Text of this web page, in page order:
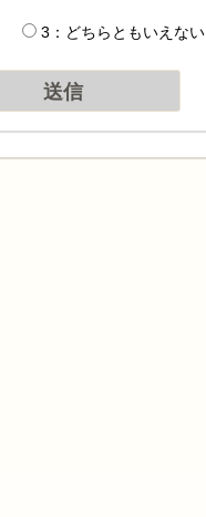
3：どちらともいえない